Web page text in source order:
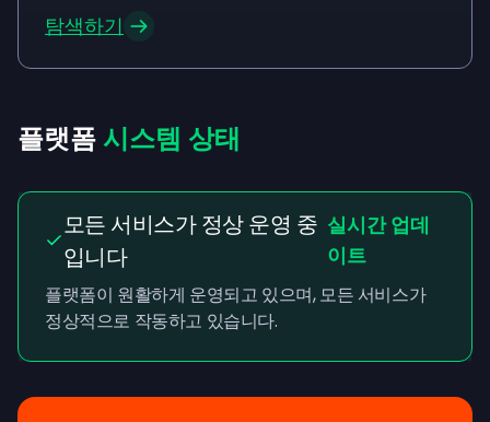
탐색하기
플랫폼시스템 상태
모든 서비스가 정상 운영 중
입니다
실시간 업데
이트
플랫폼이 원활하게 운영되고 있으며, 모든 서비스가
정상적으로 작동하고 있습니다.